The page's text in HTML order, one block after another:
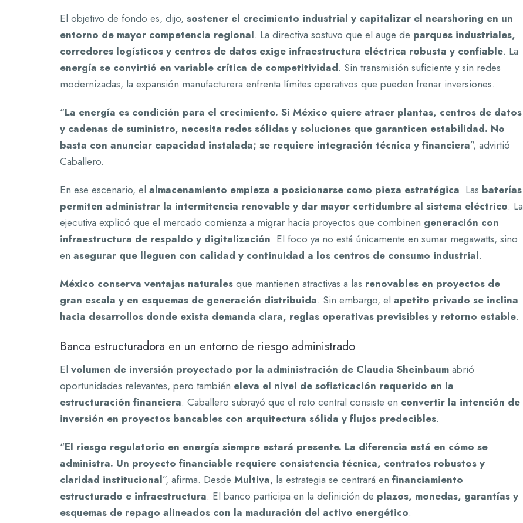
El objetivo de fondo es, dijo, sostener el crecimiento industrial y capitalizar el nearshoring en un
entorno de mayor competencia regional. La directiva sostuvo que el auge de parques industriales,
corredores logísticos y centros de datos exige infraestructura eléctrica robusta y confiable. La
energía se convirtió en variable crítica de competitividad. Sin transmisión suficiente y sin redes
modernizadas, la expansión manufacturera enfrenta límites operativos que pueden frenar inversiones.
“La energía es condición para el crecimiento. Si México quiere atraer plantas, centros de datos
y cadenas de suministro, necesita redes sólidas y soluciones que garanticen estabilidad. No
basta con anunciar capacidad instalada; se requiere integración técnica y financiera”, advirtió
Caballero.
En ese escenario, el almacenamiento empieza a posicionarse como pieza estratégica. Las baterías
permiten administrar la intermitencia renovable y dar mayor certidumbre al sistema eléctrico. La
ejecutiva explicó que el mercado comienza a migrar hacia proyectos que combinen generación con
infraestructura de respaldo y digitalización. El foco ya no está únicamente en sumar megawatts, sino
en asegurar que lleguen con calidad y continuidad a los centros de consumo industrial.
México conserva ventajas naturales que mantienen atractivas a las renovables en proyectos de
gran escala y en esquemas de generación distribuida. Sin embargo, el apetito privado se inclina
hacia desarrollos donde exista demanda clara, reglas operativas previsibles y retorno estable.
Banca estructuradora en un entorno de riesgo administrado
El volumen de inversión proyectado por la administración de Claudia Sheinbaum abrió
oportunidades relevantes, pero también eleva el nivel de sofisticación requerido en la
estructuración financiera. Caballero subrayó que el reto central consiste en convertir la intención de
inversión en proyectos bancables con arquitectura sólida y flujos predecibles.
“El riesgo regulatorio en energía siempre estará presente. La diferencia está en cómo se
administra. Un proyecto financiable requiere consistencia técnica, contratos robustos y
claridad institucional”, afirma. Desde Multiva, la estrategia se centrará en financiamiento
estructurado e infraestructura. El banco participa en la definición de plazos, monedas, garantías y
esquemas de repago alineados con la maduración del activo energético.